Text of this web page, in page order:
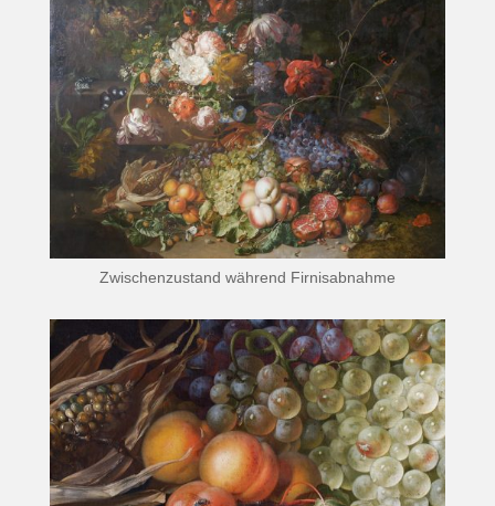
Zwischenzustand während Firnisabnahme